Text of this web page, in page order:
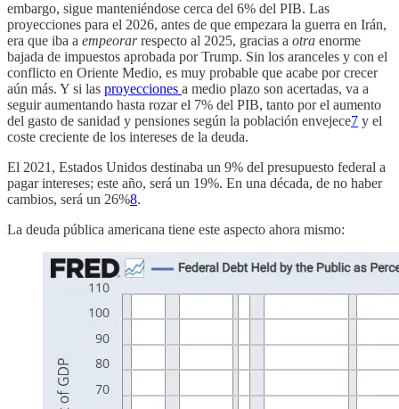
embargo, sigue manteniéndose cerca del 6% del PIB. Las
proyecciones para el 2026, antes de que empezara la guerra en Irán,
era que iba a empeorarrespecto al 2025, gracias a otra enorme
bajada de impuestos aprobada por Trump. Sin los aranceles y con el
conflicto en Oriente Medio, es muy probable que acabe por crecer
aún más. Y si las proyecciones a medio plazo son acertadas, va a
seguir aumentando hasta rozar el 7% del PIB, tanto por el aumento
del gasto de sanidad y pensiones según la población envejece7 y el
coste creciente de los intereses de la deuda.
El 2021, Estados Unidos destinaba un 9% del presupuesto federal a
pagar intereses; este año, será un 19%. En una década, de no haber
cambios, será un 26%8.
La deuda pública americana tiene este aspecto ahora mismo: